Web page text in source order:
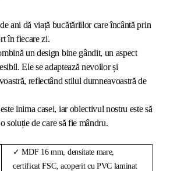
ani dă viață bucătăriilor care încântă prin
în fiecare zi.
un design bine gândit, un aspect
Ele se adaptează nevoilor și
reflectând stilul dumneavoastră de
inima casei, iar obiectivul nostru este să
soluție de care să fie mândru.
✓ MDF 16 mm, densitate mare,
certificat FSC, acoperit cu PVC laminat